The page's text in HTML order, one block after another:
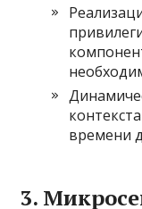
времени
3.